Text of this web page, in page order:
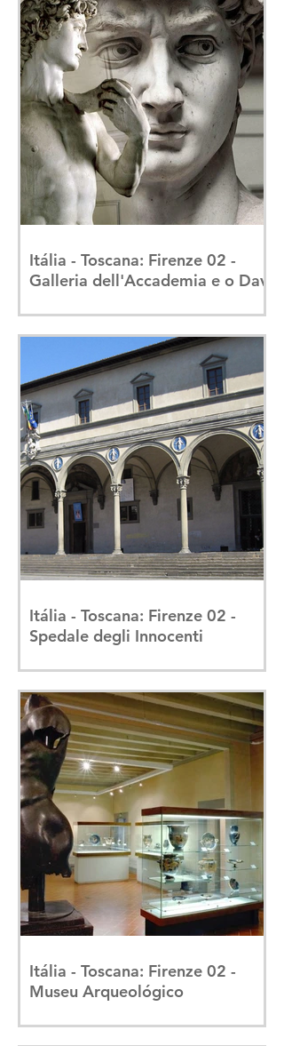
Itália - Toscana: Firenze 02 -
Galleria dell'Accademia e o Davi
Itália - Toscana: Firenze 02 -
Spedale degli Innocenti
Itália - Toscana: Firenze 02 -
Museu Arqueológico